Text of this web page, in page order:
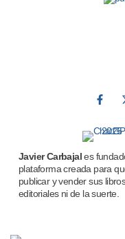
Javier Carbajales
plataforma creada para
publicar y vender sus
editoriales ni de la suerte.